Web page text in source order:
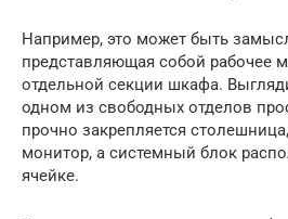
Например, это может быть
представляющая собой рабочее
отдельной секции шкафа.
одном из свободных отделов
прочно закрепляется
монитор, а системный блок
ячейке.